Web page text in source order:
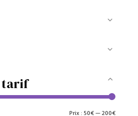
Prix
Prix
Prix :50€—200€